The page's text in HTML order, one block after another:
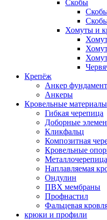
Скобы
Хомуты и
Крепёж
Анкер
Анкеры
Кровельные материалы
Гибкая черепица
Доборные
Кликфальц
Композитная
Кровельные
Металлочерепица
Наплавляемая
Ондулин
ПВХ мембраны
Профнастил
Фальцевая
крюки и профили